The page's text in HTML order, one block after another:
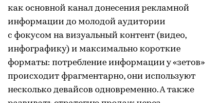
как основной канал донесения рекламной
информации до молодой аудитории
с фокусом на визуальный контент (видео,
инфографику) и максимально короткие
форматы: потребление информации у «зетов»
происходит фрагментарно, они используют
несколько девайсов одновременно. А также